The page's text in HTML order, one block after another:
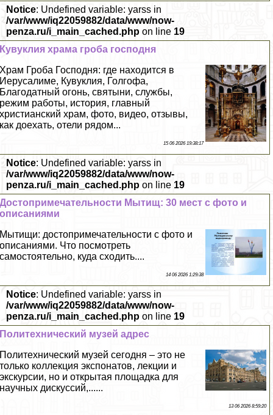
Notice: Undefined variable: yarss in
/var/www/iq22059882/data/www/now-
penza.ru/i_main_cached.php on line 19
Кувуклия храма гроба господня
Храм Гроба Господня: где находится в
Иерусалиме, Кувуклия, Голгофа,
Благодатный огонь, святыни, службы,
режим работы, история, главный
христианский храм, фото, видео, отзывы,
как доехать, отели рядом...
15 06 2026 19:38:17
Notice: Undefined variable: yarss in
/var/www/iq22059882/data/www/now-
penza.ru/i_main_cached.php on line 19
Достопримечательности Мытищ: 30 мест с фото и
описаниями
Мытищи: достопримечательности с фото и
описаниями. Что посмотреть
самостоятельно, куда сходить....
14 06 2026 1:29:38
Notice: Undefined variable: yarss in
/var/www/iq22059882/data/www/now-
penza.ru/i_main_cached.php on line 19
Политехнический музей адрес
Политехнический музей сегодня – это не
только коллекция экспонатов, лекции и
экскурсии, но и открытая площадка для
научных дискуссий,......
13 06 2026 8:59:20